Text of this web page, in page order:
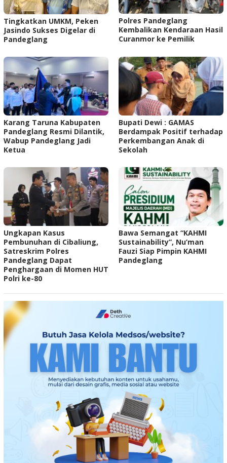
Tingkatkan UMKM, Peken
Jasindo Sukses Digelar di
Pandeglang
‎Polres Pandeglang
Kembalikan Kendaraan Hasil
Curanmor ke Pemilik ‎ ‎
Karang Taruna Kabupaten
Pandeglang Resmi Dilantik,
Wabup Pandeglang Jadi
Ketua
Bupati Dewi : GAMAS
Berdampak Positif terhadap
Perkembangan Anak di
Sekolah
‎Ungkapan Kasus
Pembunuhan di Cibaliung,
Satreskrim Polres
Pandeglang Dapat
Penghargaan di Momen HUT
Polri ke-80
Bawa Semangat “KAHMI
Sustainability”, Nu’man
Fauzi Siap Pimpin KAHMI
Pandeglang